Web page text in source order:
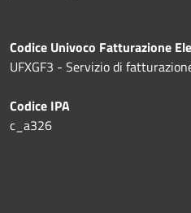
Codice Univoco Fatturazione
UFXGF3 - Servizio di
Codice IPA
c_a326